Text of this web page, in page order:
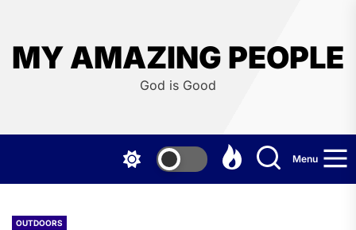
the
content
MY AMAZING PEOPLE
God is Good
Menu
OUTDOORS